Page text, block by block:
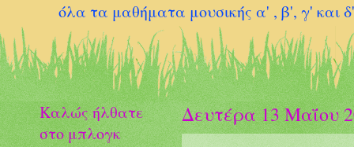
όλα τα μαθήματα μουσικής α' , β', γ' και
Δευτέρα 13 Μαΐου
Καλώς ήλθατε
στο μπλογκ